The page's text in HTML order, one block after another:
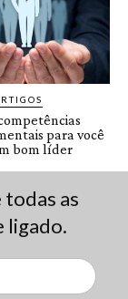
as
ligado.